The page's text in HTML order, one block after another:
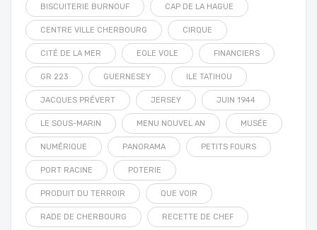
BISCUITERIE BURNOUF CAP DE LA HAGUE
CENTRE VILLE CHERBOURG CIRQUE
CITÉ DE LA MER EOLE VOLE FINANCIERS
GR 223 GUERNESEY ILE TATIHOU
JACQUES PRÉVERT JERSEY JUIN 1944
LE SOUS-MARIN MENU NOUVEL AN MUSÉE
NUMÉRIQUE PANORAMA PETITS FOURS
PORT RACINE POTERIE
PRODUIT DU TERROIR QUE VOIR
RADE DE CHERBOURG RECETTE DE CHEF